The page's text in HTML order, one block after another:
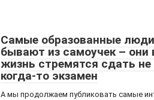
Самые образованные
бывают из самоучек – они
жизнь стремятся сдать
когда-то экзамен
А мы продолжаем публиковать самые